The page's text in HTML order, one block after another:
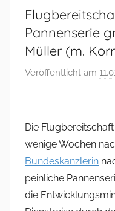
Pannenserie
Müller (m.
Veröffentlicht am
Die
wenige Wochen
Bundeskanzlerin
peinliche
die